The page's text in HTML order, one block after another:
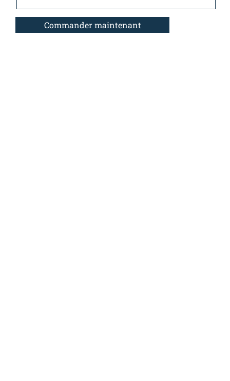
Commander maintenant